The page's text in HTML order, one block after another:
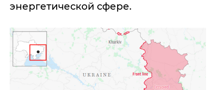
энергетической сфере.